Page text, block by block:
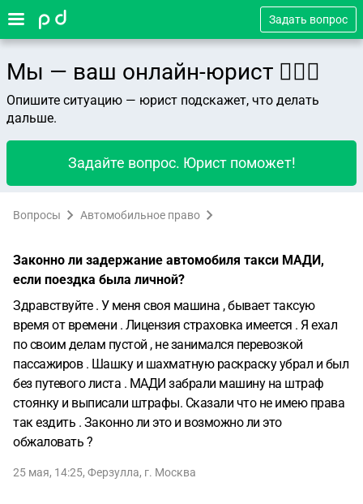
Задать вопрос
Мы — ваш онлайн-юрист 👨🏻‍⚖️
Опишите ситуацию — юрист подскажет, что делать
дальше.
Задайте вопрос. Юрист поможет!
Вопросы Автомобильное право
Законно ли задержание автомобиля такси МАДИ,
если поездка была личной?
Здравствуйте . У меня своя машина , бывает таксую
время от времени . Лицензия страховка имеется . Я ехал
по своим делам пустой , не занимался перевозкой
пассажиров . Шашку и шахматную раскраску убрал и был
без путевого листа . МАДИ забрали машину на штраф
стоянку и выписали штрафы. Сказали что не имею права
так ездить . Законно ли это и возможно ли это
обжаловать ?
25 мая, 14:25, Ферзулла, г. Москва